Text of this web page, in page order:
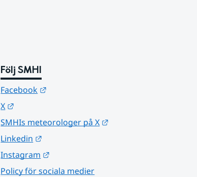
Följ SMHI
Facebook
X
SMHIs meteorologer på X
Linkedin
Instagram
Policy för sociala medier